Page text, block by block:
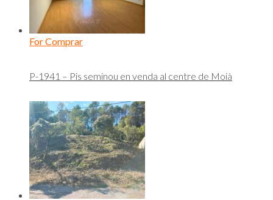
For Comprar
P-1941 – Pis seminou en venda al centre de Moià